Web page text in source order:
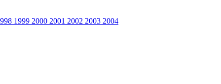
1999 2000 2001 2002 2003 2004